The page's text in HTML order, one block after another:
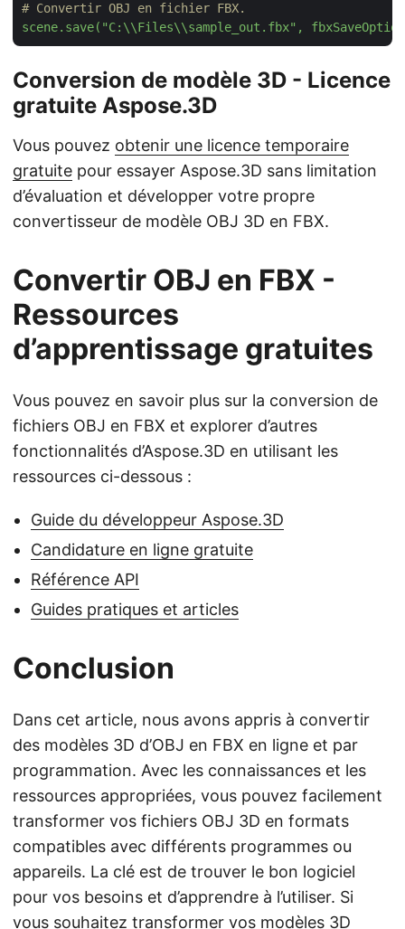
# Convertir OBJ en fichier FBX.
scene.save("C:\\Files\\sample_out.fbx",
Conversion de modèle 3D - Licence
gratuite Aspose.3D
Vous pouvez obtenir une licence temporaire
gratuite pour essayer Aspose.3D sans limitation
d’évaluation et développer votre propre
convertisseur de modèle OBJ 3D en FBX.
Convertir OBJ en FBX -
Ressources
d’apprentissage gratuites
Vous pouvez en savoir plus sur la conversion de
fichiers OBJ en FBX et explorer d’autres
fonctionnalités d’Aspose.3D en utilisant les
ressources ci-dessous :
Guide du développeur Aspose.3D
Candidature en ligne gratuite
Référence API
Guides pratiques et articles
Conclusion
Dans cet article, nous avons appris à convertir
des modèles 3D d’OBJ en FBX en ligne et par
programmation. Avec les connaissances et les
ressources appropriées, vous pouvez facilement
transformer vos fichiers OBJ 3D en formats
compatibles avec différents programmes ou
appareils. La clé est de trouver le bon logiciel
pour vos besoins et d’apprendre à l’utiliser. Si
vous souhaitez transformer vos modèles 3D